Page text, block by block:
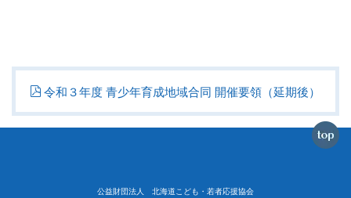
令和３年度 青少年育成地域合同 開催要領（延期後）
公益財団法人 北海道こども・若者応援協会